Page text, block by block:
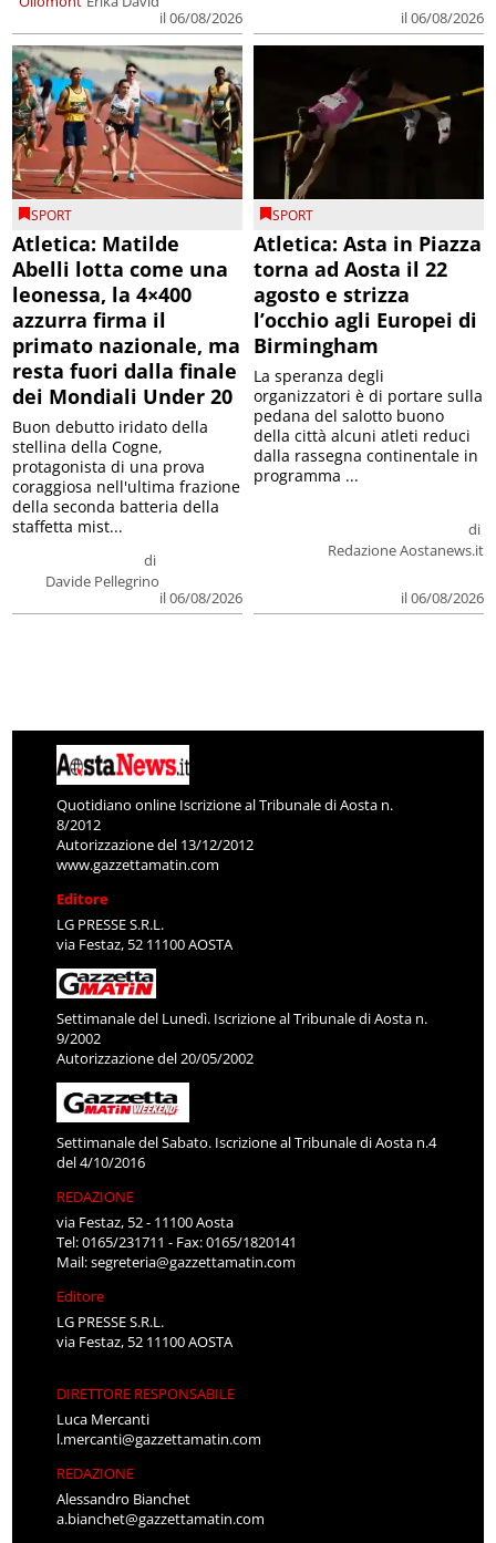
il 06/08/2026
il 06/08/2026
SPORT
Atletica: Matilde
Abelli lotta come una
leonessa, la 4×400
azzurra firma il
primato nazionale, ma
resta fuori dalla finale
dei Mondiali Under 20
di
Davide Pellegrino
il 06/08/2026
Buon debutto iridato della
stellina della Cogne,
protagonista di una prova
coraggiosa nell'ultima frazione
della seconda batteria della
staffetta mist...
SPORT
Atletica: Asta in Piazza
torna ad Aosta il 22
agosto e strizza
l’occhio agli Europei di
Birmingham
di
Redazione Aostanews.it
il 06/08/2026
La speranza degli
organizzatori è di portare sulla
pedana del salotto buono
della città alcuni atleti reduci
dalla rassegna continentale in
programma ...
Quotidiano online Iscrizione al Tribunale di Aosta n.
8/2012
Autorizzazione del 13/12/2012
www.gazzettamatin.com
Editore
LG PRESSE S.R.L.
via Festaz, 52 11100 AOSTA
Settimanale del Lunedì. Iscrizione al Tribunale di Aosta n.
9/2002
Autorizzazione del 20/05/2002
Settimanale del Sabato. Iscrizione al Tribunale di Aosta n.4
del 4/10/2016
REDAZIONE
via Festaz, 52 - 11100 Aosta
Tel: 0165/231711 - Fax: 0165/1820141
Mail:segreteria@gazzettamatin.com
Editore
LG PRESSE S.R.L.
via Festaz, 52 11100 AOSTA
DIRETTORE RESPONSABILE
Luca Mercanti
l.mercanti@gazzettamatin.com
REDAZIONE
Alessandro Bianchet
a.bianchet@gazzettamatin.com